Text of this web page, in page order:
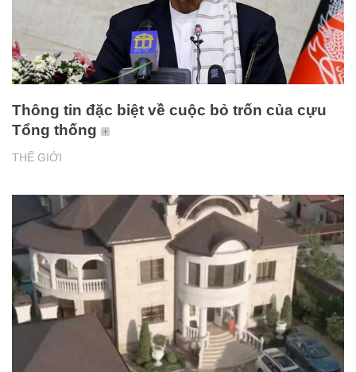
THẾ GIỚI
Thông tin đặc biệt về cuộc bỏ trốn của cựu
Tổng thống